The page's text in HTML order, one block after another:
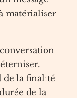
matérialiser
de la finalité
de la